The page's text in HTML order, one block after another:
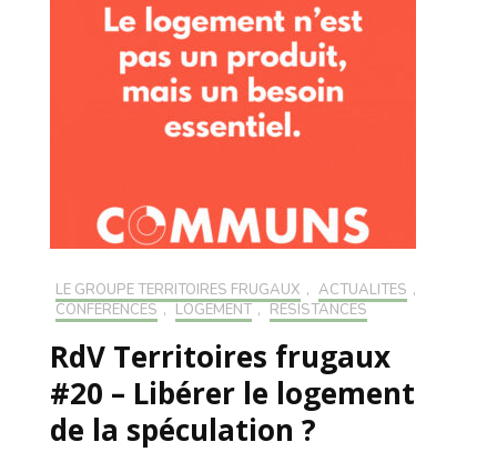
LE GROUPE TERRITOIRES FRUGAUX , ACTUALITÉS ,
CONFÉRENCES , LOGEMENT , RÉSISTANCES
RdV Territoires frugaux
#20 – Libérer le logement
de la spéculation ?